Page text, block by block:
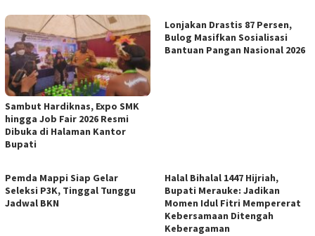
Sambut Hardiknas, Expo SMK
hingga Job Fair 2026 Resmi
Dibuka di Halaman Kantor
Bupati
Lonjakan Drastis 87 Persen,
Bulog Masifkan Sosialisasi
Bantuan Pangan Nasional 2026
Pemda Mappi Siap Gelar
Seleksi P3K, Tinggal Tunggu
Jadwal BKN
Halal Bihalal 1447 Hijriah,
Bupati Merauke: Jadikan
Momen Idul Fitri Mempererat
Kebersamaan Ditengah
Keberagaman